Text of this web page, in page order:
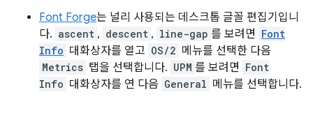
Font Forge는 널리 사용되는 데스크톱 글꼴 편집기입니
다. ascent , descent , line-gap 를 보려면 Font
Info 대화상자를 열고 OS/2 메뉴를 선택한 다음
Metrics 탭을 선택합니다. UPM 를 보려면 Font
Info 대화상자를 연 다음 General 메뉴를 선택합니다.